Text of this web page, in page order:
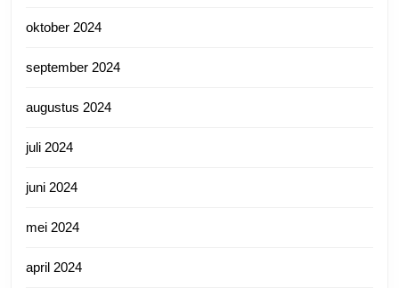
oktober 2024
september 2024
augustus 2024
juli 2024
juni 2024
mei 2024
april 2024